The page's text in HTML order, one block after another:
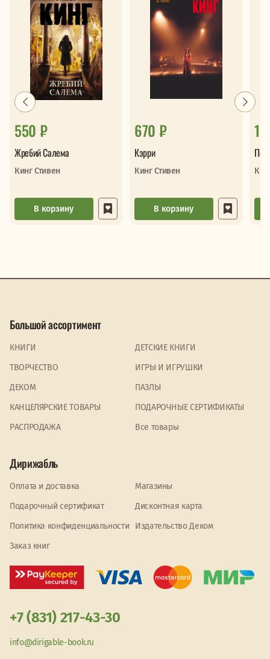
550 ₽
Жребий Салема
Кинг Стивен
В корзину
670 ₽
Кэрри
Кинг Стивен
В корзину
1
Большой ассортимент
КНИГИ
ДЕТСКИЕ КНИГИ
ТВОРЧЕСТВО
ИГРЫ И ИГРУШКИ
ДЕКОМ
ПАЗЛЫ
КАНЦЕЛЯРСКИЕ ТОВАРЫ
ПОДАРОЧНЫЕ СЕРТИФИКАТЫ
PАСПРОДАЖА
Все товары
Дирижабль
Оплата и доставка
Магазины
Подарочный сертификат
Дисконтная карта
Политика конфиденциальности
Издательство Деком
Заказ книг
+7 (831) 217-43-30
info@dirigable-book.ru